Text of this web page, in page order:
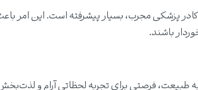
پزشکی مجرب، بسیار پیشرفته است. این امر
باشند.
طبیعت، فرصتی برای تجربه لحظاتی آرام و لذت‌بخش